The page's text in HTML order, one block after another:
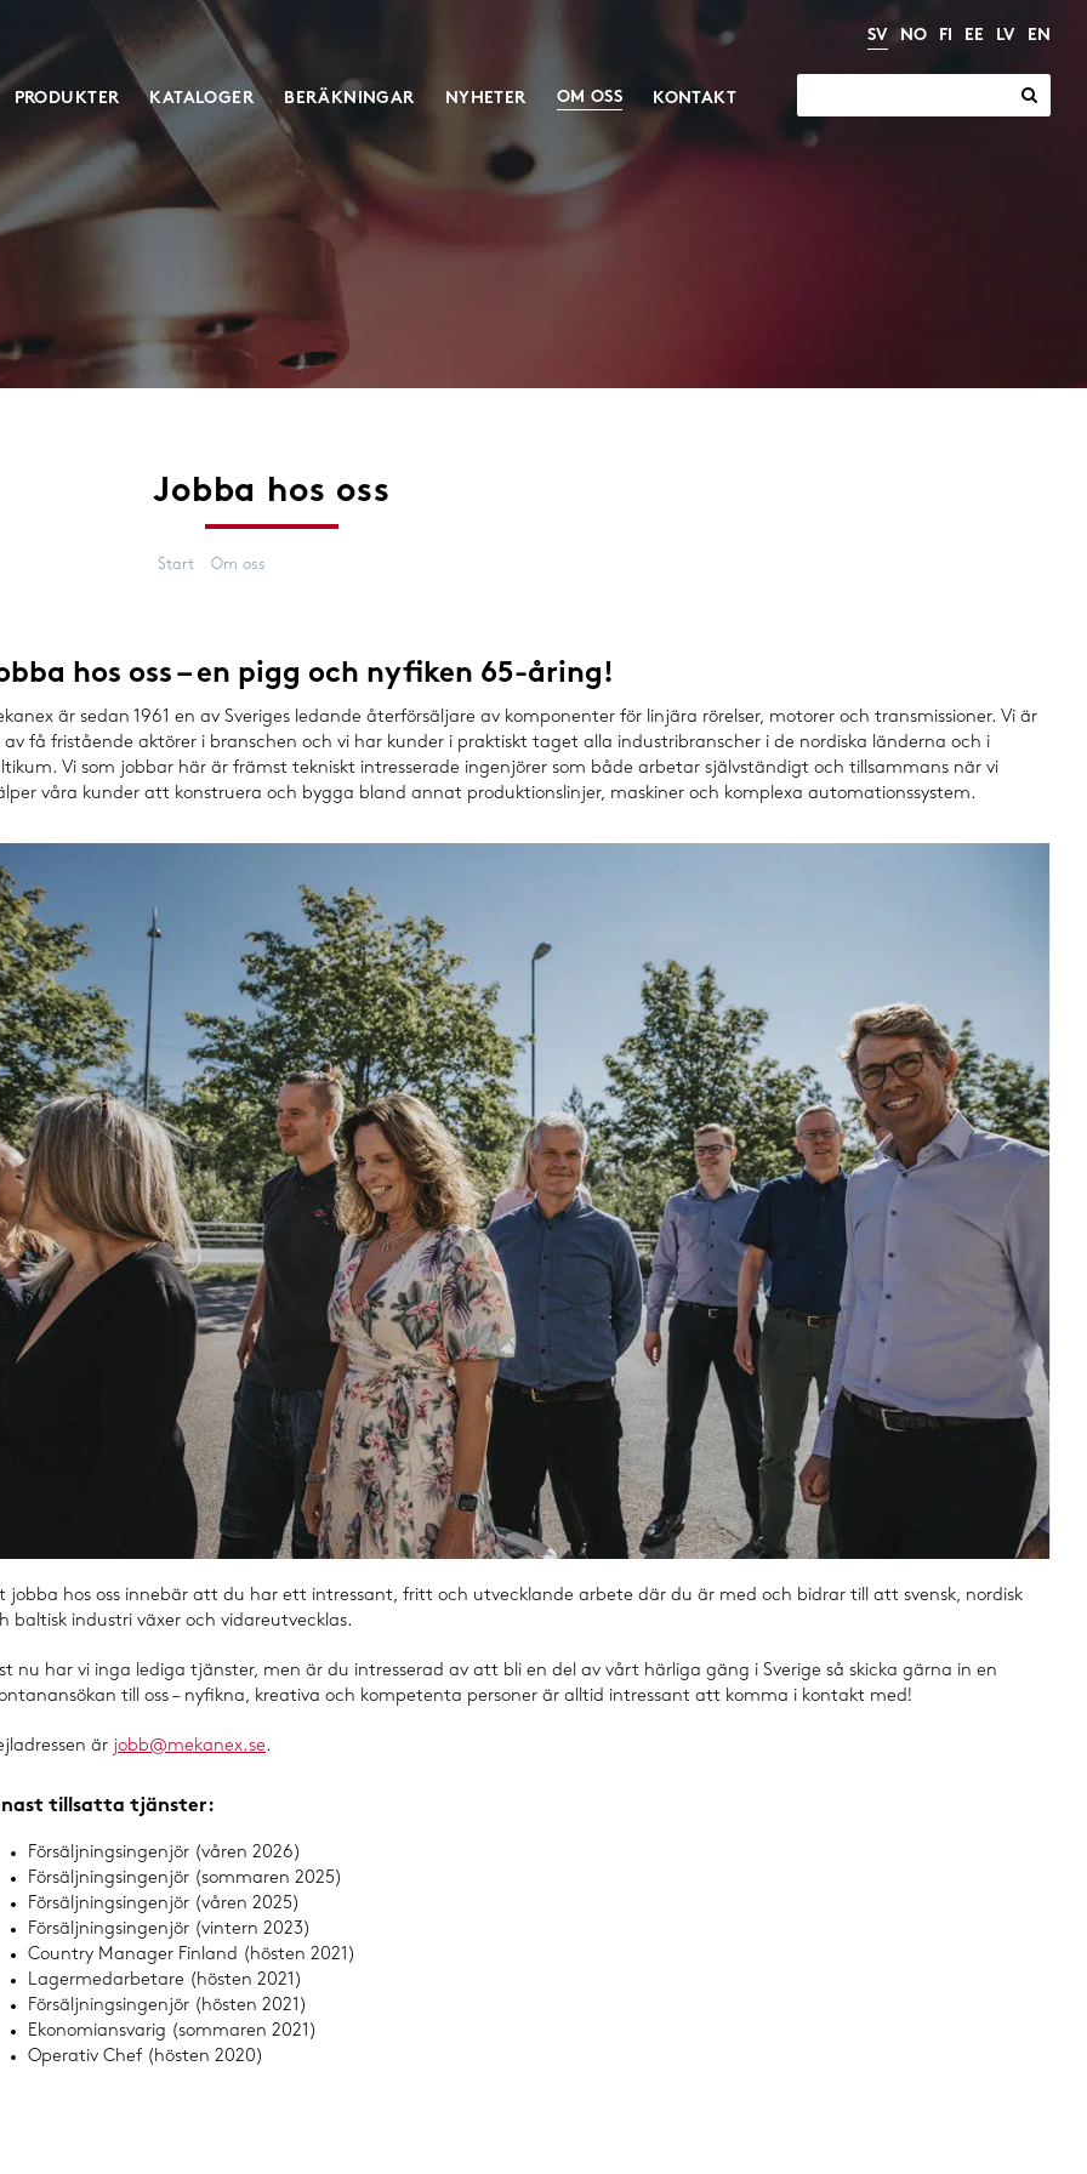
SV NO FI EE LV EN
PRODUKTER
Skruvdomkrafter
Klassisk skruvdomkraft
Servostyrda
Special
Ställdon
KATALOGER BERÄKNINGAR NYHETER OM OSS KONTAKT
efter:
Jobba hos oss
Start Om oss
hos oss – en pigg och nyfiken 65-åring!
är sedan 1961 en av Sveriges ledande återförsäljare av komponenter för linjära rörelser, motorer och transmissioner. Vi är
av få fristående aktörer i branschen och vi har kunder i praktiskt taget alla industribranscher i de nordiska länderna och i
Vi som jobbar här är främst tekniskt intresserade ingenjörer som både arbetar självständigt och tillsammans när vi
våra kunder att konstruera och bygga bland annat produktionslinjer, maskiner och komplexa automationssystem.
jobba hos oss innebär att du har ett intressant, fritt och utvecklande arbete där du är med och bidrar till att svensk, nordisk
baltisk industri växer och vidareutvecklas.
nu har vi inga lediga tjänster, men är du intresserad av att bli en del av vårt härliga gäng i Sverige så skicka gärna in en
till oss – nyfikna, kreativa och kompetenta personer är alltid intressant att komma i kontakt med!
är jobb@mekanex.se .
tillsatta tjänster:
Försäljningsingenjör (våren 2026)
Försäljningsingenjör (sommaren 2025)
Försäljningsingenjör (våren 2025)
Försäljningsingenjör (vintern 2023)
Country Manager Finland (hösten 2021)
Lagermedarbetare (hösten 2021)
Försäljningsingenjör (hösten 2021)
Ekonomiansvarig (sommaren 2021)
Operativ Chef (hösten 2020)